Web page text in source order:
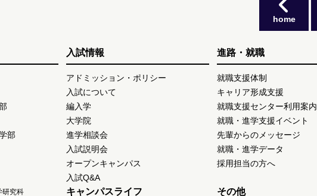
home
部
研究科
入試情報
アドミッション・ポリシー
入試について
編入学
大学院
進学相談会
入試説明会
オープンキャンパス
入試Q&A
進路・就職
就職支援体制
キャリア形成支援
就職支援センター利用案内
就職・進学支援イベント
先輩からのメッセージ
就職・進学データ
採用担当の方へ
キャンパスライフ その他